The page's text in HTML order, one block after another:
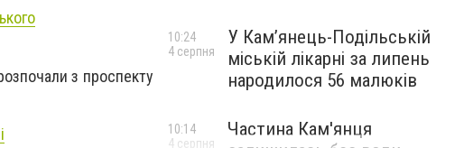
з проспекту
У Кам’янець-Подільській
міській лікарні за липень
народилося 56 малюків
10:24
4 серпня
Частина Кам'янця
10:14
4 серпня